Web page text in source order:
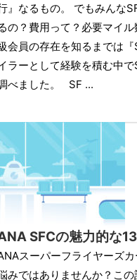
』なるもの。 でもみんな
の？費用って？必要マイ
会員の存在を知るまでは
ラーとして経験を積む中
べました。 SF ...
SFCの魅力的な
スーパーフライヤーズ
みではありませんか？こ